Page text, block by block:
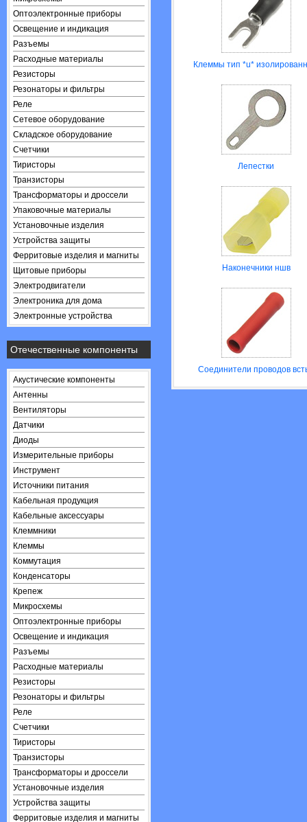
Оптоэлектронные приборы
Освещение и индикация
Разъемы
Расходные материалы
Резисторы
Резонаторы и фильтры
Реле
Сетевое оборудование
Складское оборудование
Счетчики
Тиристоры
Транзисторы
Трансформаторы и дроссели
Упаковочные материалы
Установочные изделия
Устройства защиты
Ферритовые изделия и магниты
Щитовые приборы
Электродвигатели
Электроника для дома
Электронные устройства
Отечественные компоненты
Акустические компоненты
Антенны
Вентиляторы
Датчики
Диоды
Измерительные приборы
Инструмент
Источники питания
Кабельная продукция
Кабельные аксессуары
Клеммники
Клеммы
Коммутация
Конденсаторы
Крепеж
Микросхемы
Оптоэлектронные приборы
Освещение и индикация
Разъемы
Расходные материалы
Резисторы
Резонаторы и фильтры
Реле
Счетчики
Тиристоры
Транзисторы
Трансформаторы и дроссели
Установочные изделия
Устройства защиты
Ферритовые изделия и магниты
Клеммы тип *u*
Лепестки
Наконечники ншв
Соединители проводов